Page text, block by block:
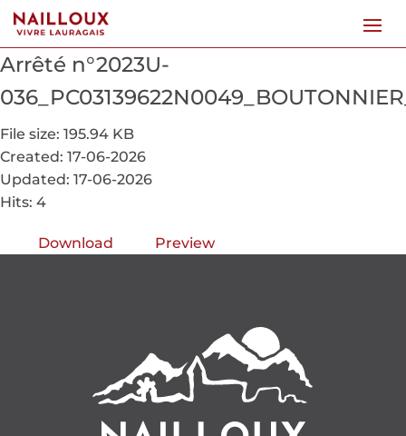
Arrêté n°2023U-
File size: 195.94 KB
Created: 17-06-2026
Updated: 17-06-2026
Hits: 4
Download Preview